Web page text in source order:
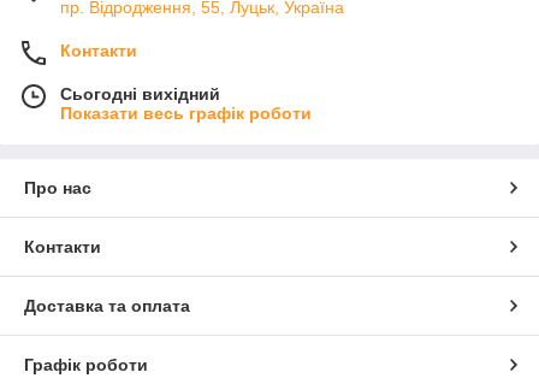
пр. Відродження, 55, Луцьк, Україна
Контакти
Сьогодні вихідний
Показати весь графік роботи
Про нас
Контакти
Доставка та оплата
Графік роботи